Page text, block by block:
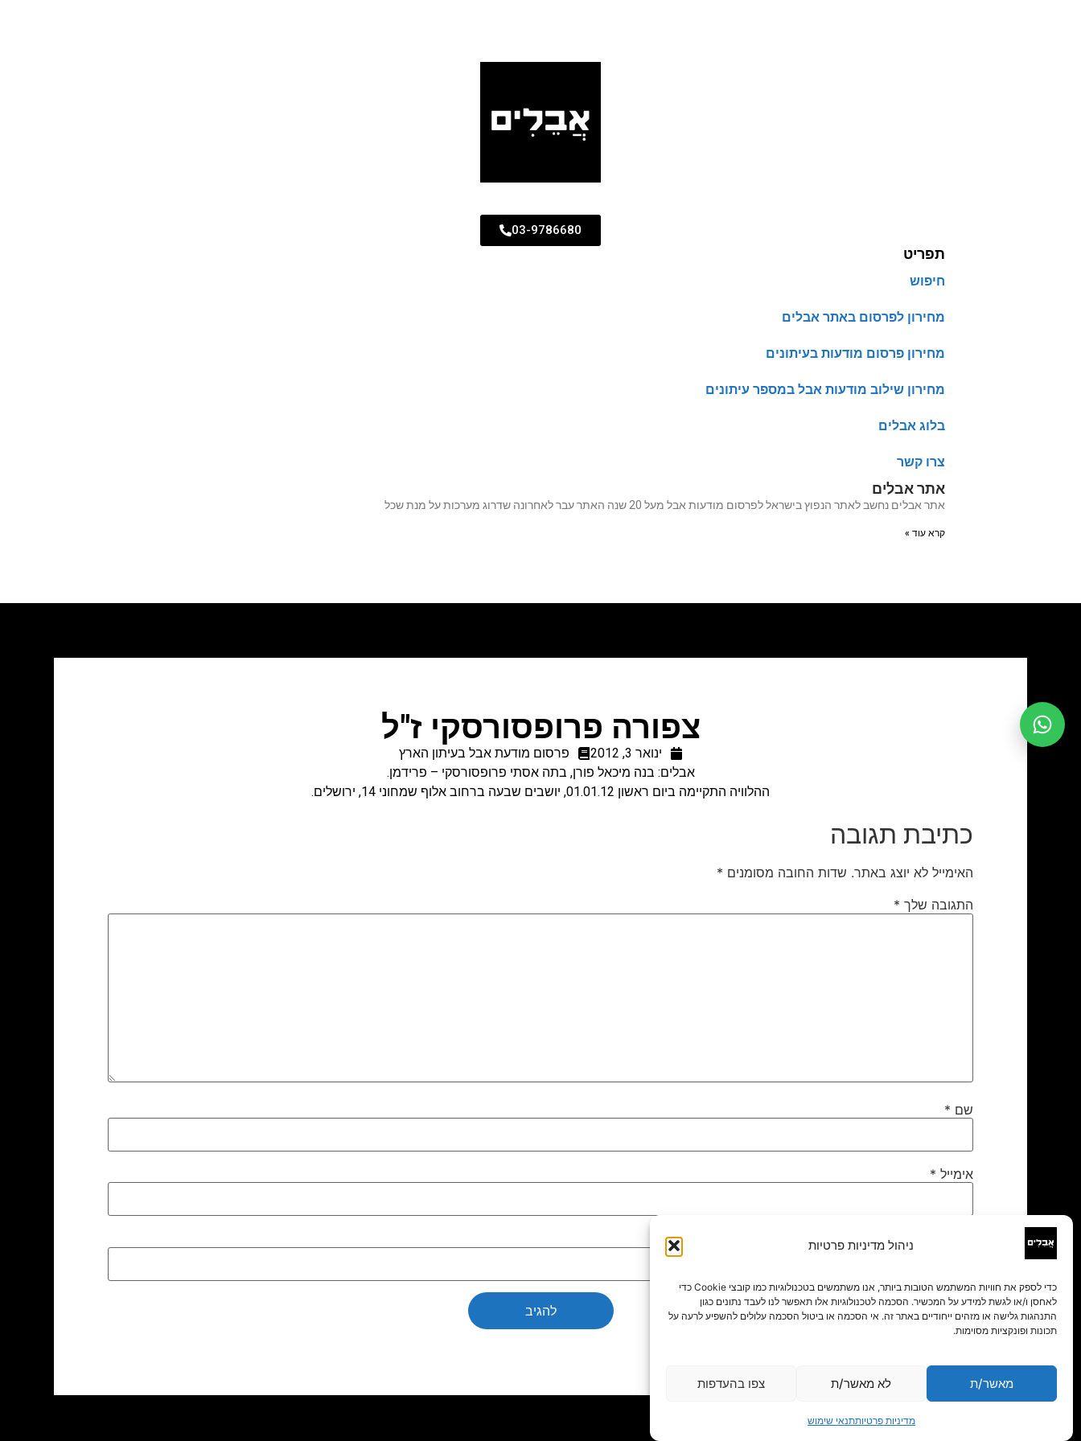
ניהול מדיניות פרטיות
כדי לספק את חוויות המשתמש הטובות ביותר, אנו משתמשים בטכנולוגיות כמו קובצי Cookie כדי
לאחסן ו/או לגשת למידע על המכשיר. הסכמה לטכנולוגיות אלו תאפשר לנו לעבד נתונים כגון
התנהגות גלישה או מזהים ייחודיים באתר זה. אי הסכמה או ביטול הסכמה עלולים להשפיע לרעה על
תכונות ופונקציות מסוימות.
מאשר/ת לא מאשר/ת צפו בהעדפות
מדיניות פרטיותתנאי שימוש
03-9786680
תפריט
חיפוש
מחירון לפרסום באתר אבלים
מחירון פרסום מודעות בעיתונים
מחירון שילוב מודעות אבל במספר עיתונים
בלוג אבלים
צרו קשר
אתר אבלים
אתר אבלים נחשב לאתר הנפוץ בישראל לפרסום מודעות אבל מעל 20 שנה האתר עבר לאחרונה שדרוג מערכות על מנת שכל
קרא עוד »
צפורה פרופסורסקי ז"ל
ינואר 3, 2012
פרסום מודעת אבל בעיתון הארץ
אבלים: בנה מיכאל פורן, בתה אסתי פרופסורסקי – פרידמן.
ההלוויה התקיימה ביום ראשון 01.01.12, יושבים שבעה ברחוב אלוף שמחוני 14, ירושלים.
כתיבת תגובה
האימייל לא יוצג באתר. שדות החובה מסומנים *
התגובה שלך *
שם *
אימייל *